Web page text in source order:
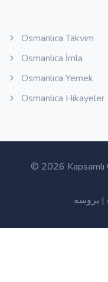
Osmanlıca Takvim
Osmanlıca İmla
Osmanlıca Yemek
Osmanlıca Hikayeler
© 2026 Kapsamlı
| بروسه